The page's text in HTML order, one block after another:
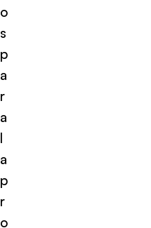
o
s
p
a
r
a
l
a
p
r
o